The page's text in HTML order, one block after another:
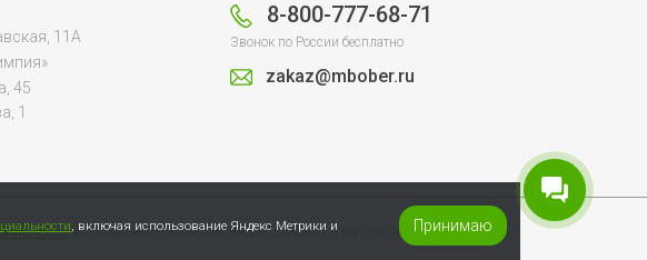
, включая использование Яндекс Метрики и
Принимаю
8-800-777-68-71
Звонок по России бесплатно
zakaz@mbober.ru
11А
45
1
, включая использование Яндекс Метрики и top.mail.ru.